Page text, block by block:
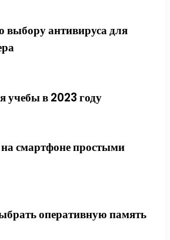
выбору антивируса для
учебы в 2023 году
смартфоне простыми
оперативную память